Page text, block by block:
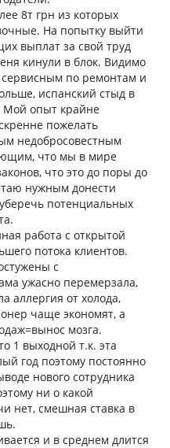
8т грн из которых
На попытку выйти
выплат за свой труд
кинули в блок. Видимо
по ремонтам и
испанский стыд в
Мой опыт крайне
пожелать
недобросовестным
что мы в мире
что это до поры до
нужным донести
потенциальных
работа с открытой
потока клиентов.
с
ужасно перемерзала,
аллергия от холода,
чаще экономят, а
мозга.
1 выходной т.к. эта
год поэтому постоянно
нового сотрудника
ни о какой
нет, смешная ставка в
и в среднем длится